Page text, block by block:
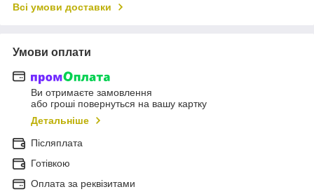
Всі умови доставки
Умови оплати
Ви отримаєте замовлення
або гроші повернуться на вашу картку
Детальніше
Післяплата
Готівкою
Оплата за реквізитами